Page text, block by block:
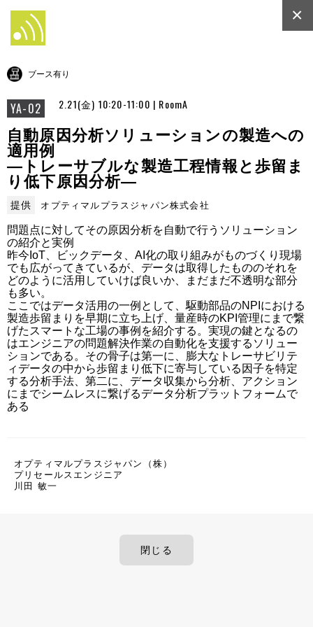
ブース有り
YA-02 2.21(金) 10:20-11:00 | RoomA
×
自動原因分析ソリューションの製造への
適用例
―トレーサブルな製造工程情報と歩留ま
り低下原因分析―
提供 オプティマルプラスジャパン株式会社
問題点に対してその原因分析を自動で行うソリューション
の紹介と実例
昨今IoT、ビックデータ、AI化の取り組みがものづくり現場
でも広がってきているが、データは取得したもののそれを
どのように活用していけば良いか、まだまだ不透明な部分
も多い。
ここではデータ活用の一例として、駆動部品のNPIにおける
製造歩留まりを早期に立ち上げ、量産時のKPI管理にまで繋
げたスマートな工場の事例を紹介する。実現の鍵となるの
はエンジニアの問題解決作業の自動化を支援するソリュー
ションである。その骨子は第一に、膨大なトレーサビリテ
ィデータの中から歩留まり低下に寄与している因子を特定
する分析手法、第二に、データ収集から分析、アクション
にまでシームレスに繋げるデータ分析プラットフォームで
ある
オプティマルプラスジャパン（株）
プリセールスエンジニア
川田 敏一
閉じる